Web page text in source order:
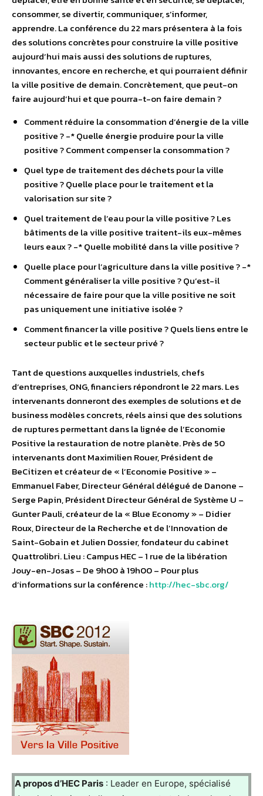
consommer, se divertir, communiquer, s’informer,
apprendre. La conférence du 22 mars présentera à la fois
des solutions concrètes pour construire la ville positive
aujourd’hui mais aussi des solutions de ruptures,
innovantes, encore en recherche, et qui pourraient définir
la ville positive de demain. Concrètement, que peut-on
faire aujourd’hui et que pourra-t-on faire demain ?
Comment réduire la consommation d’énergie de la ville
positive ? -­* Quelle énergie produire pour la ville
positive ? Comment compenser la consommation ?
Quel type de traitement des déchets pour la ville
positive ? Quelle place pour le traitement et la
valorisation sur site ?
Quel traitement de l’eau pour la ville positive ? Les
bâtiments de la ville positive traitent-ils eux-mêmes
leurs eaux ? -­* Quelle mobilité dans la ville positive ?
Quelle place pour l’agriculture dans la ville positive ? -­*
Comment généraliser la ville positive ? Qu’est-il
nécessaire de faire pour que la ville positive ne soit
pas uniquement une initiative isolée ?
Comment financer la ville positive ? Quels liens entre le
secteur public et le secteur privé ?
Tant de questions auxquelles industriels, chefs
d’entreprises, ONG, financiers répondront le 22 mars. Les
intervenants donneront des exemples de solutions et de
business modèles concrets, réels ainsi que des solutions
de ruptures permettant dans la lignée de l’Economie
Positive la restauration de notre planète. Près de 50
intervenants dont Maximilien Rouer, Président de
BeCitizen et créateur de « l’Economie Positive » –
Emmanuel Faber, Directeur Général délégué de Danone –
Serge Papin, Président Directeur Général de Système U –
Gunter Pauli, créateur de la « Blue Economy » – Didier
Roux, Directeur de la Recherche et de l’Innovation de
Saint-Gobain et Julien Dossier, fondateur du cabinet
Quattrolibri. Lieu : Campus HEC – 1 rue de la libération
Jouy-en-Josas – De 9h00 à 19h00 – Pour plus
d’informations sur la conférence :http://hec-sbc.org/
A propos d’HEC Paris : Leader en Europe, spécialisé